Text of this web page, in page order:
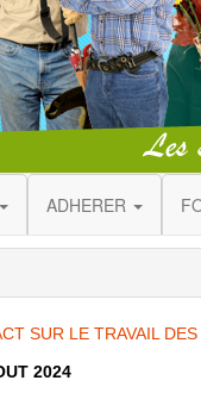
ADHERER
SUR LE TRAVAIL
2024